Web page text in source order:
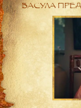
ВАСУЛА